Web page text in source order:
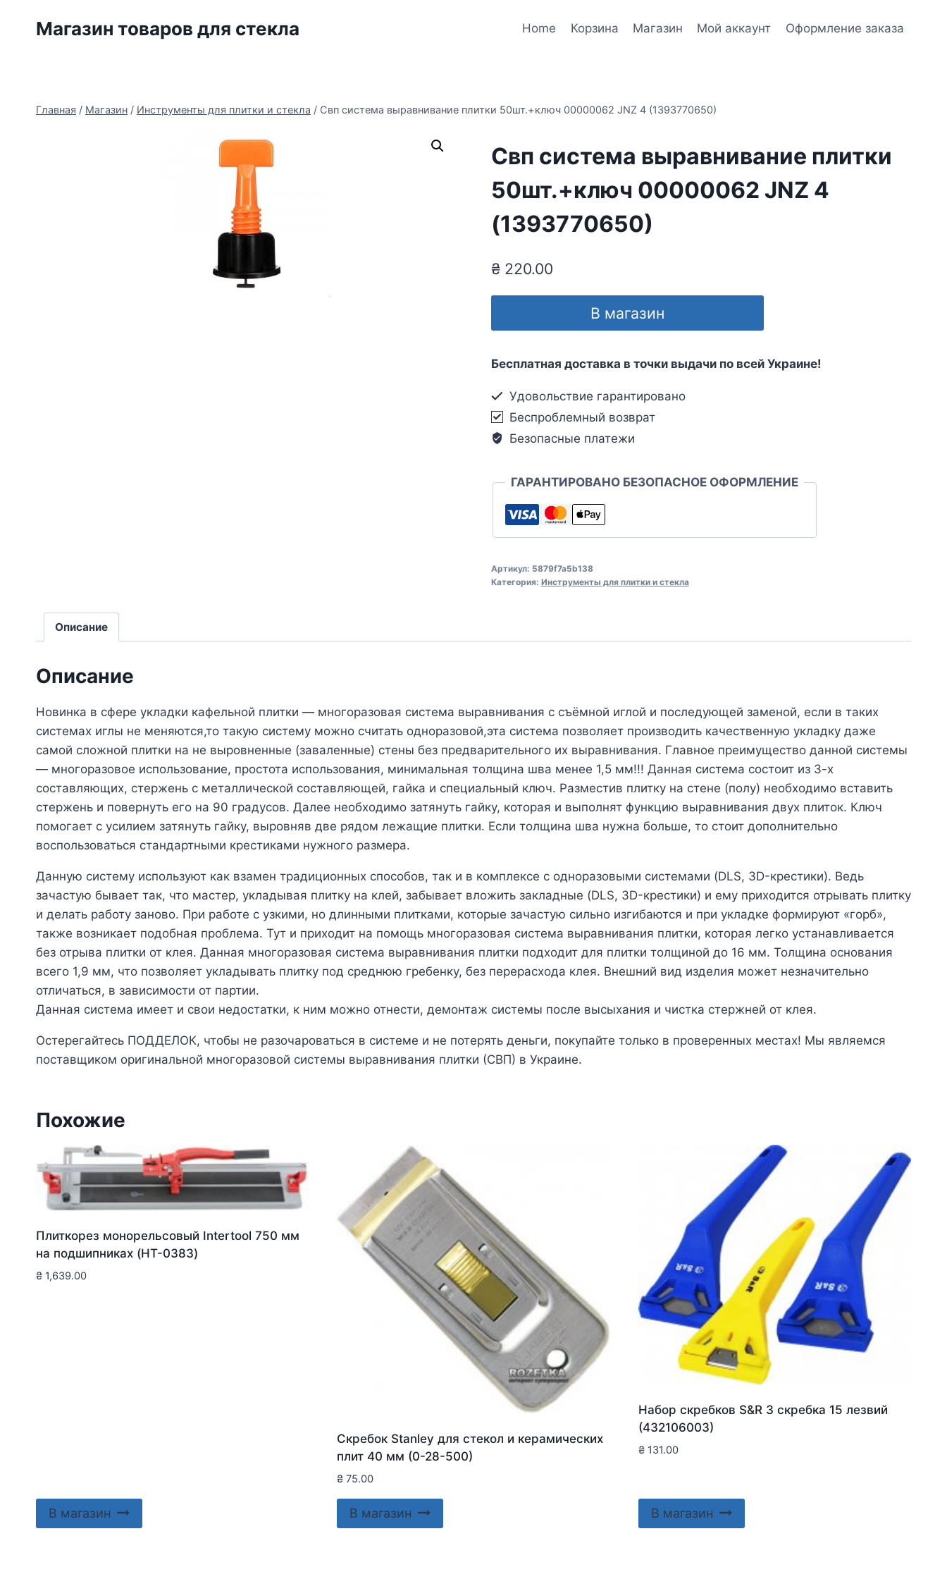
Магазин товаров для стекла Home Корзина Магазин Мой аккаунт Оформление заказа
Главная / Магазин / Инструменты для плитки и стекла / Свп система выравнивание плитки 50шт.+ключ 00000062 JNZ 4 (1393770650)
Свп система выравнивание плитки
50шт.+ключ 00000062 JNZ 4
(1393770650)
₴220.00
В магазин
Бесплатная доставка в точки выдачи по всей Украине!
Удовольствие гарантировано
Беспроблемный возврат
Безопасные платежи
ГАРАНТИРОВАНО БЕЗОПАСНОЕ ОФОРМЛЕНИЕ
Артикул: 5879f7a5b138
Категория: Инструменты для плитки и стекла
Описание
Описание
Новинка в сфере укладки кафельной плитки — многоразовая система выравнивания с съёмной иглой и последующей заменой, если в таких
системах иглы не меняются,то такую систему можно считать одноразовой,эта система позволяет производить качественную укладку даже
самой сложной плитки на не выровненные (заваленные) стены без предварительного их выравнивания. Главное преимущество данной системы
— многоразовое использование, простота использования, минимальная толщина шва менее 1,5 мм!!! Данная система состоит из 3-х
составляющих, стержень с металлической составляющей, гайка и специальный ключ. Разместив плитку на стене (полу) необходимо вставить
стержень и повернуть его на 90 градусов. Далее необходимо затянуть гайку, которая и выполнят функцию выравнивания двух плиток. Ключ
помогает с усилием затянуть гайку, выровняв две рядом лежащие плитки. Если толщина шва нужна больше, то стоит дополнительно
воспользоваться стандартными крестиками нужного размера.
Данную систему используют как взамен традиционных способов, так и в комплексе с одноразовыми системами (DLS, 3D-крестики). Ведь
зачастую бывает так, что мастер, укладывая плитку на клей, забывает вложить закладные (DLS, 3D-крестики) и ему приходится отрывать плитку
и делать работу заново. При работе с узкими, но длинными плитками, которые зачастую сильно изгибаются и при укладке формируют «горб»,
также возникает подобная проблема. Тут и приходит на помощь многоразовая система выравнивания плитки, которая легко устанавливается
без отрыва плитки от клея. Данная многоразовая система выравнивания плитки подходит для плитки толщиной до 16 мм. Толщина основания
всего 1,9 мм, что позволяет укладывать плитку под среднюю гребенку, без перерасхода клея. Внешний вид изделия может незначительно
отличаться, в зависимости от партии.
Данная система имеет и свои недостатки, к ним можно отнести, демонтаж системы после высыхания и чистка стержней от клея.
Остерегайтесь ПОДДЕЛОК, чтобы не разочароваться в системе и не потерять деньги, покупайте только в проверенных местах! Мы являемся
поставщиком оригинальной многоразовой системы выравнивания плитки (СВП) в Украине.
Похожие
Плиткорез монорельсовый Intertool 750 мм
на подшипниках (HT-0383)
₴ 1,639.00
В магазин
Скребок Stanley для стекол и керамических
плит 40 мм (0-28-500)
₴ 75.00
В магазин
Набор скребков S&R 3 скребка 15 лезвий
(432106003)
₴131.00
В магазин